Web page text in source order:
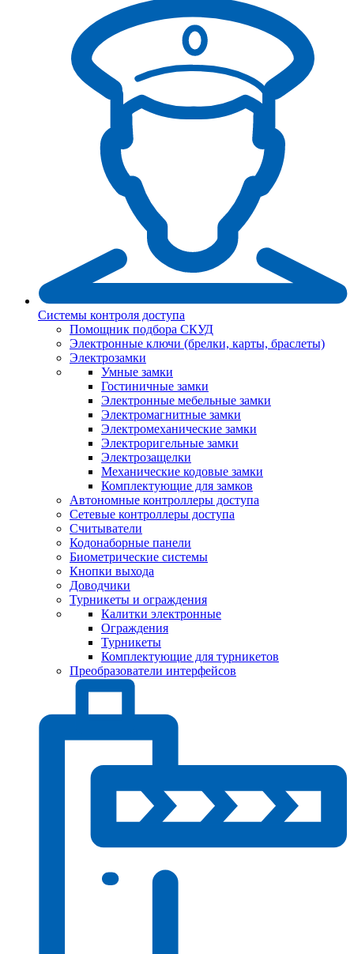
Системы контроля доступа
Помощник подбора СКУД
Электронные ключи (брелки, карты, браслеты)
Электрозамки
Умные замки
Гостиничные замки
Электронные мебельные замки
Электромагнитные замки
Электромеханические замки
Электроригельные замки
Электрозащелки
Механические кодовые замки
Комплектующие для замков
Автономные контроллеры доступа
Сетевые контроллеры доступа
Считыватели
Кодонаборные панели
Биометрические системы
Кнопки выхода
Доводчики
Турникеты и ограждения
Калитки электронные
Ограждения
Турникеты
Комплектующие для турникетов
Преобразователи интерфейсов